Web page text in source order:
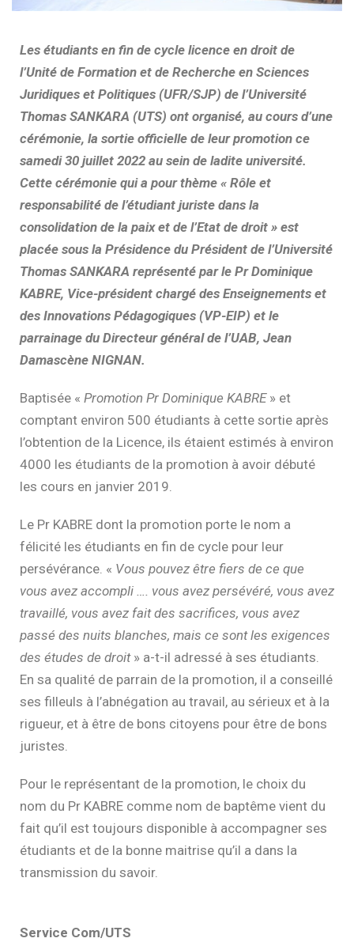
Les étudiants en fin de cycle licence en droit de
l’Unité de Formation et de Recherche en Sciences
Juridiques et Politiques (UFR/SJP) de l’Université
Thomas SANKARA (UTS) ont organisé, au cours d’une
cérémonie, la sortie officielle de leur promotion ce
samedi 30 juillet 2022 au sein de ladite université.
Cette cérémonie qui a pour thème « Rôle et
responsabilité de l’étudiant juriste dans la
consolidation de la paix et de l’Etat de droit » est
placée sous la Présidence du Président de l’Université
Thomas SANKARA représenté par le Pr Dominique
KABRE, Vice-président chargé des Enseignements et
des Innovations Pédagogiques (VP-EIP) et le
parrainage du Directeur général de l’UAB, Jean
Damascène NIGNAN.
Baptisée « Promotion Pr Dominique KABRE» et
comptant environ 500 étudiants à cette sortie après
l’obtention de la Licence, ils étaient estimés à environ
4000 les étudiants de la promotion à avoir débuté
les cours en janvier 2019.
Le Pr KABRE dont la promotion porte le nom a
félicité les étudiants en fin de cycle pour leur
persévérance. « Vous pouvez être fiers de ce que
vous avez accompli …. vous avez persévéré, vous avez
travaillé, vous avez fait des sacrifices, vous avez
passé des nuits blanches, mais ce sont les exigences
des études de droit» a-t-il adressé à ses étudiants.
En sa qualité de parrain de la promotion, il a conseillé
ses filleuls à l’abnégation au travail, au sérieux et à la
rigueur, et à être de bons citoyens pour être de bons
juristes.
Pour le représentant de la promotion, le choix du
nom du Pr KABRE comme nom de baptême vient du
fait qu’il est toujours disponible à accompagner ses
étudiants et de la bonne maitrise qu’il a dans la
transmission du savoir.
Service Com/UTS